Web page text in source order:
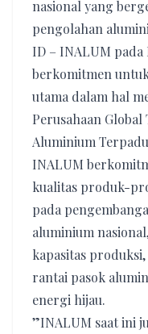
nasional yang
pengolahan
ID – INALUM pada
berkomitmen
utama dalam hal
Perusahaan
Aluminium
INALUM
kualitas produk-
pada
aluminium
kapasitas
rantai pasok
energi hijau.
”INALUM saat ini